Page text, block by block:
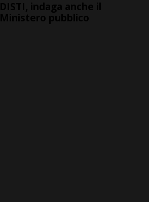
DISTI, indaga anche il
Ministero pubblico